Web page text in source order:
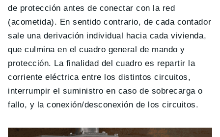
de protección antes de conectar con la red
(acometida). En sentido contrario, de cada contador
sale una derivación individual hacia cada vivienda,
que culmina en el cuadro general de mando y
protección. La finalidad del cuadro es repartir la
corriente eléctrica entre los distintos circuitos,
interrumpir el suministro en caso de sobrecarga o
fallo, y la conexión/desconexión de los circuitos.